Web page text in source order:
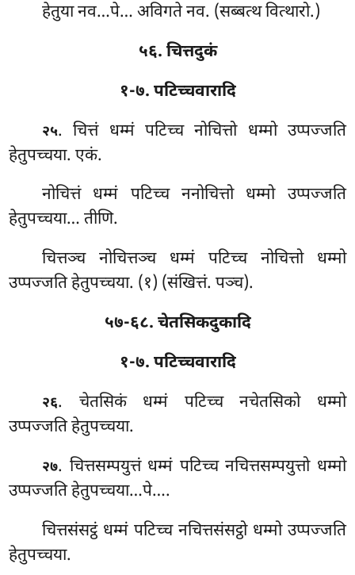
हेतुया नव…पे… अविगते नव. (सब्बत्थ वित्थारो.)
५६. चित्तदुकं
१-७. पटिच्चवारादि
२५. चित्तं धम्मं पटिच्च नोचित्तो धम्मो उप्पज्जति
हेतुपच्चया. एकं.
नोचित्तं धम्मं पटिच्च ननोचित्तो धम्मो उप्पज्जति
हेतुपच्चया… तीणि.
चित्तञ्च नोचित्तञ्च धम्मं पटिच्च नोचित्तो धम्मो
उप्पज्जति हेतुपच्चया. (१) (संखित्तं. पञ्च).
५७-६८. चेतसिकदुकादि
१-७. पटिच्चवारादि
२६. चेतसिकं धम्मं पटिच्च नचेतसिको धम्मो
उप्पज्जति हेतुपच्चया.
२७. चित्तसम्पयुत्तं धम्मं पटिच्च नचित्तसम्पयुत्तो धम्मो
उप्पज्जति हेतुपच्चया…पे….
चित्तसंसट्ठं धम्मं पटिच्च नचित्तसंसट्ठो धम्मो उप्पज्जति
हेतुपच्चया.